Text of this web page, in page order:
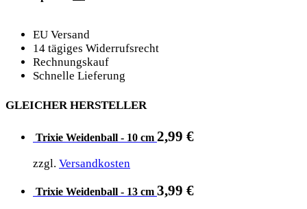
EU Versand
14 tägiges Widerrufsrecht
Rechnungskauf
Schnelle Lieferung
GLEICHER HERSTELLER
Trixie Weidenball - 10 cm 2,99 €
zzgl. Versandkosten
Trixie Weidenball - 13 cm 3,99 €